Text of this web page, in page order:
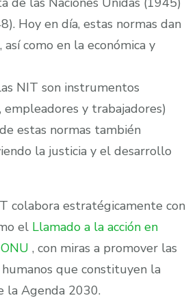
Hoy en día, estas normas dan
como en la económica y
NIT son instrumentos
y trabajadores)
estas normas también
la justicia y el desarrollo
colabora estratégicamente con
el Llamado a la acción en
, con miras a promover las
que constituyen la
la Agenda 2030.